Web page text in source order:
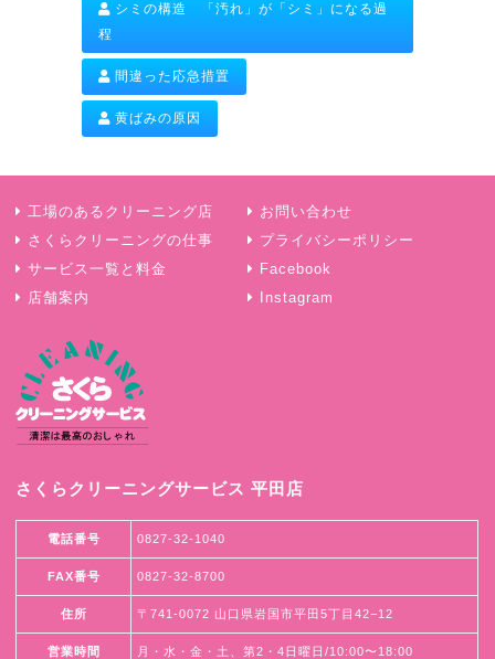
シミの構造 「汚れ」が「シミ」になる過
程
間違った応急措置
黄ばみの原因
工場のあるクリーニング店
さくらクリーニングの仕事
サービス一覧と料金
店舗案内
お問い合わせ
プライバシーポリシー
Facebook
Instagram
さくらクリーニングサービス 平田店
電話番号 0827-32-1040
FAX番号 0827-32-8700
住所 〒741-0072 山口県岩国市平田5丁目42−12
営業時間 月・水・金・土、第2・4日曜日/10:00〜18:00